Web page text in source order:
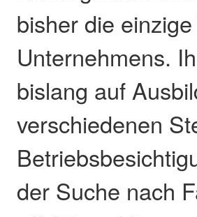
bisher die
Unternehmens.
bislang auf
verschiedenen
der Suche nach